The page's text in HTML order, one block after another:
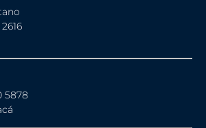
5878